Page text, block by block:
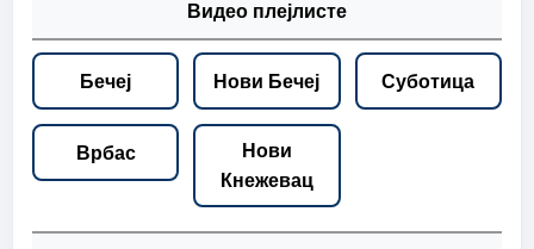
Видео плејлисте
Бечеј Нови Бечеј Суботица
Врбас
Нови
Кнежевац